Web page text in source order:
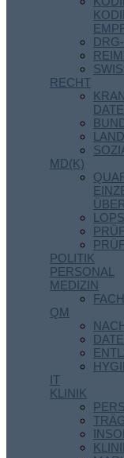
RECHT
MD(K)
LOPS
POLITIK
PERSONAL
MEDIZIN
QM
IT
KLINIK